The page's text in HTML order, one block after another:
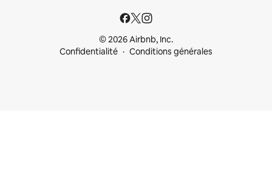
© 2026 Airbnb, Inc.
Confidentialité
Conditions générales